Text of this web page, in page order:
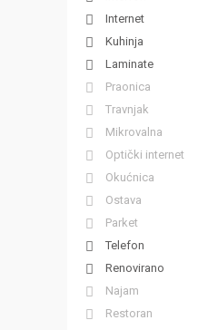
Internet
Kuhinja
Laminate
Praonica
Travnjak
Mikrovalna
Optički internet
Okućnica
Ostava
Parket
Telefon
Renovirano
Najam
Restoran